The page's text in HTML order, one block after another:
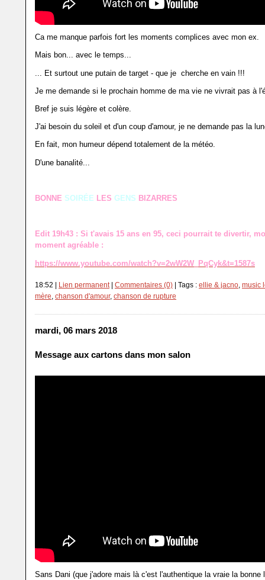
Ca me manque parfois fort les moments complices avec mon ex.
Mais bon... avec le temps...
... Et surtout une putain de target - que je cherche en vain !!!
Je me demande si le prochain homme de ma vie ne vivrait pas à
Bref je suis légère et colère.
J'ai besoin du soleil et d'un coup d'amour, je ne demande pas la
En fait, mon humeur dépend totalement de la météo.
D'une banalité...
BONNE SOIRÉE LES GENS BIZARRES
Edit 19h43 : Si t'avais 15 ans en 95, ceci pourrait te divertir,
moment agréable :
https://www.youtube.com/watch?v=2wW2W_PqCyk&t=1587s
18:52 | Lien permanent | Commentaires (0) | Tags : ellie & jacno music
mère chanson d'amour, chanson de rupture
mardi, 06 mars 2018
Message aux cartons dans mon salon
Sans Dani (que j'adore mais là c'est l'authentique la vraie la bonne